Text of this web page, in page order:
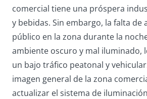
comercial tiene una próspera
y bebidas. Sin embargo, la falta de
público en la zona durante la
ambiente oscuro y mal iluminado,
un bajo tráfico peatonal y
imagen general de la zona
actualizar el sistema de